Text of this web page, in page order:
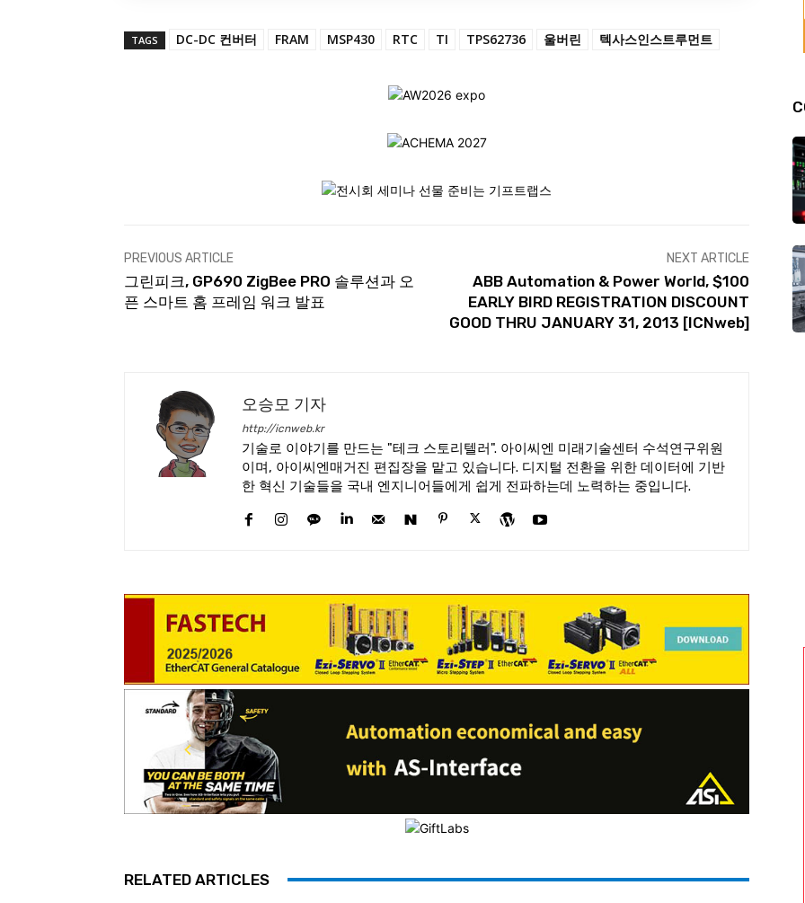
TAGS DC-DC 컨버터 FRAM MSP430 RTC TI TPS62736 울버린 텍사스인스트루먼트
PREVIOUS ARTICLE
그린피크, GP690 ZigBee PRO 솔루션과 오
픈 스마트 홈 프레임 워크 발표
NEXT ARTICLE
ABB Automation & Power World, $100
EARLY BIRD REGISTRATION DISCOUNT
GOOD THRU JANUARY 31, 2013 [ICNweb]
오승모 기자
http://icnweb.kr
기술로 이야기를 만드는 "테크 스토리텔러". 아이씨엔 미래기술센터 수석연구위원
이며, 아이씨엔매거진 편집장을 맡고 있습니다. 디지털 전환을 위한 데이터에 기반
한 혁신 기술들을 국내 엔지니어들에게 쉽게 전파하는데 노력하는 중입니다.
RELATED ARTICLES